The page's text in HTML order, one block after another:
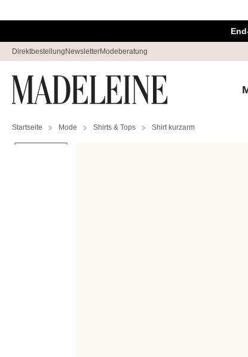
Direktbestellung NewsletterModeberatung
Startseite Mode Shirts & Tops Shirt kurzarm